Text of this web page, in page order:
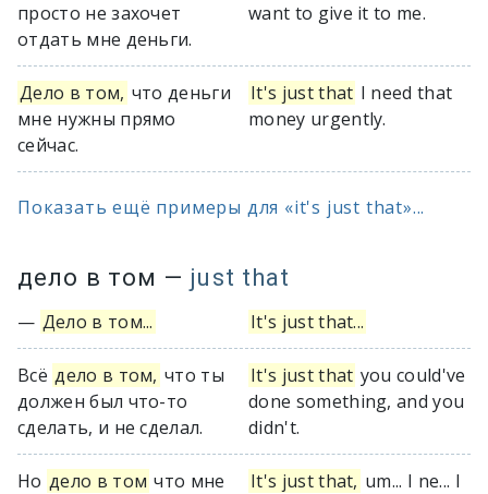
просто не захочет
отдать мне деньги.
want to give it to me.
Дело в том, что деньги
мне нужны прямо
сейчас.
It's just that I need that
money urgently.
Показать ещё примеры для «it's just that»...
дело в том — just that
— Дело в том... It's just that...
Всё дело в том, что ты
должен был что-то
сделать, и не сделал.
It's just that you could've
done something, and you
didn't.
Но дело в том что мне
It's just that, um... I ne... I